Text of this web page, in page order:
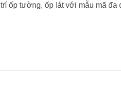
ốp tường, ốp lát với mẫu mã đa